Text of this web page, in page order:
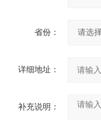
省份：
详细地址：
补充说明：